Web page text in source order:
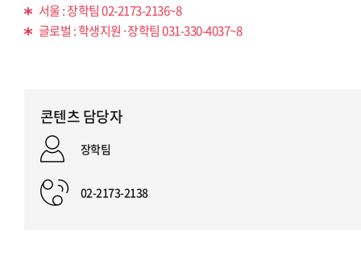
서울 : 장학팀 02-2173-2136~8
글로벌 : 학생지원·장학팀 031-330-4037~8
콘텐츠 담당자
장학팀
02-2173-2138